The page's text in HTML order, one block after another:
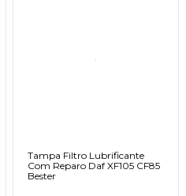
Tampa Filtro Lubrificante
Com Reparo Daf XF105 CF85
Bester